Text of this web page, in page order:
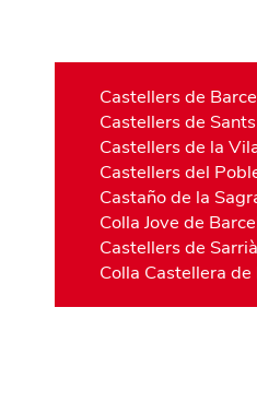
Castellers de
Castellers de
Castellers de la
Castellers del
Castaño de la
Colla Jove de
Castellers de
Colla Castellera